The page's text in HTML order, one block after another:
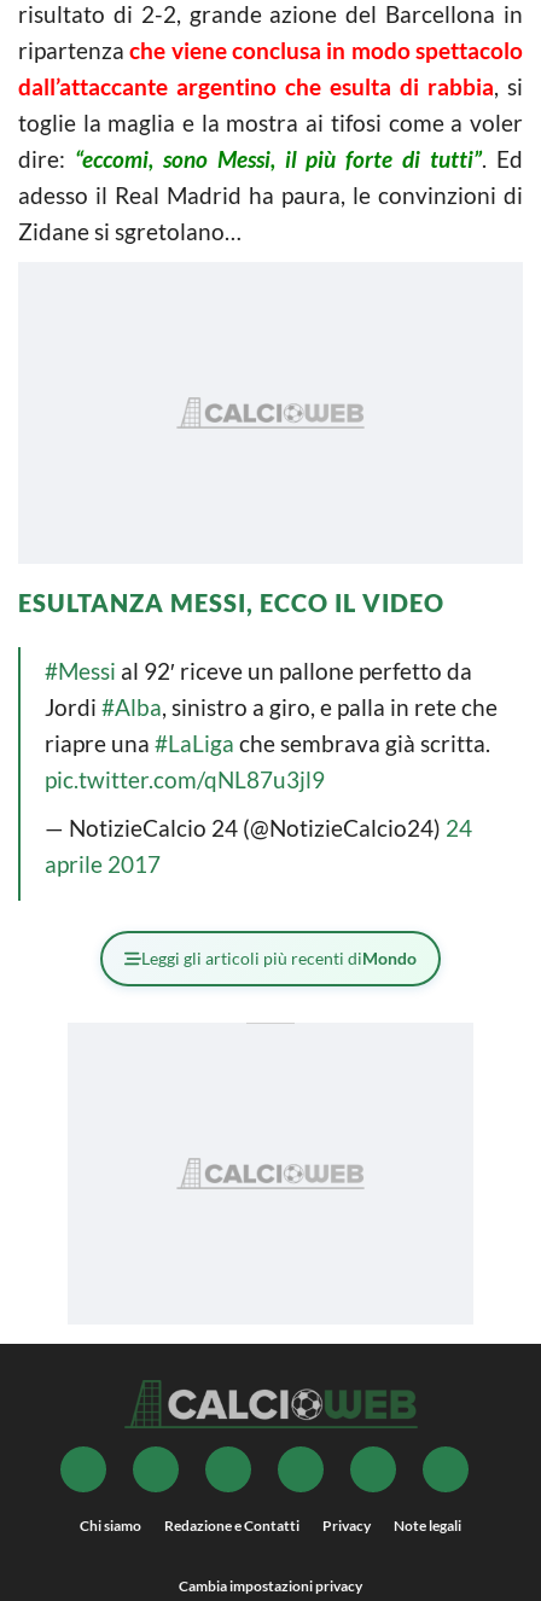
risultato di 2-2, grande azione del Barcellona in
ripartenzache viene conclusa in modo spettacolo
dall’attaccante argentino che esulta di rabbia, si
toglie la maglia e la mostra ai tifosi come a voler
dire: “eccomi, sono Messi, il più forte di tutti”. Ed
adesso il Real Madrid ha paura, le convinzioni di
Zidane si sgretolano…
ESULTANZA MESSI, ECCO IL VIDEO
#Messi al 92′ riceve un pallone perfetto da
Jordi #Alba, sinistro a giro, e palla in rete che
riapre una #LaLiga che sembrava già scritta.
pic.twitter.com/qNL87u3jl9
— NotizieCalcio 24 (@NotizieCalcio24) 24
aprile 2017
Leggi gli articoli più recenti diMondo
Chi siamo Redazione e Contatti Privacy Note legali
Cambia impostazioni privacy